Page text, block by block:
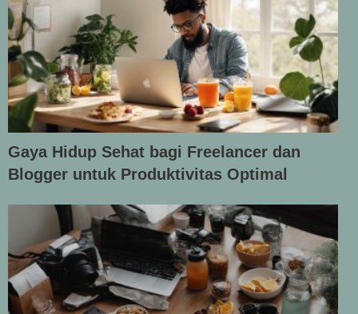
Gaya Hidup Sehat bagi Freelancer dan
Blogger untuk Produktivitas Optimal